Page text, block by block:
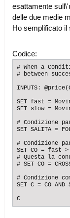
esattamente
delle due medie
Ho semplificato il
Codice:
# When a
# between
INPUTS:
SET fast =
SET slow =
# Condizione
SET SALITA =
# Condizione
SET CO = fast
# Questa la
# SET CO =
# Condizione
SET C = CO AND
C